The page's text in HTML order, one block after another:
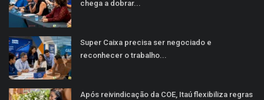
chega a dobrar...
Super Caixa precisa ser negociado e
reconhecer o trabalho...
Após reivindicação da COE, Itaú flexibiliza regras